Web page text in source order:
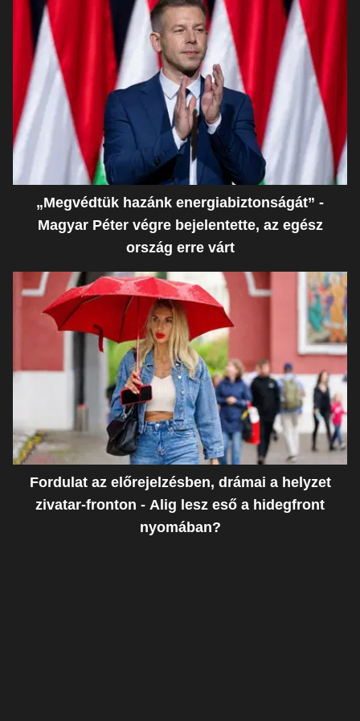
„Megvédtük hazánk energiabiztonságát” -
Magyar Péter végre bejelentette, az egész
ország erre várt
Fordulat az előrejelzésben, drámai a helyzet
zivatar-fronton - Alig lesz eső a hidegfront
nyomában?